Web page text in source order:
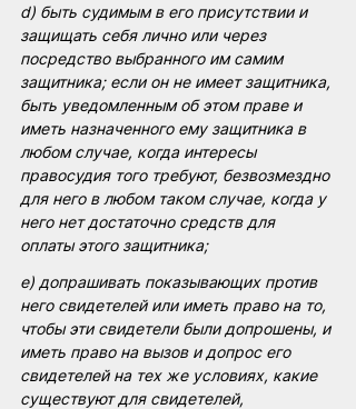
d) быть судимым в его присутствии и
защищать себя лично или через
посредство выбранного им самим
защитника; если он не имеет защитника,
быть уведомленным об этом праве и
иметь назначенного ему защитника в
любом случае, когда интересы
правосудия того требуют, безвозмездно
для него в любом таком случае, когда у
него нет достаточно средств для
оплаты этого защитника;
e) допрашивать показывающих против
него свидетелей или иметь право на то,
чтобы эти свидетели были допрошены, и
иметь право на вызов и допрос его
свидетелей на тех же условиях, какие
существуют для свидетелей,